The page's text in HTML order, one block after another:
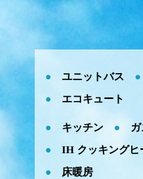
ユニットバス
エコキュート
キッチン ガ
IH クッキングヒ
床暖房